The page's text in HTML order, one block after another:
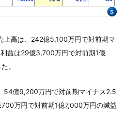
上高は、242億5,100万円で対前期マ
益は29億3,700万円で対前期1億
。
54億9,200万円で対前期マイナス2.5
万円で対前期1億7,000万円の減益